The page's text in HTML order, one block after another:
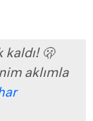
kaldı! 🫢
aklımla